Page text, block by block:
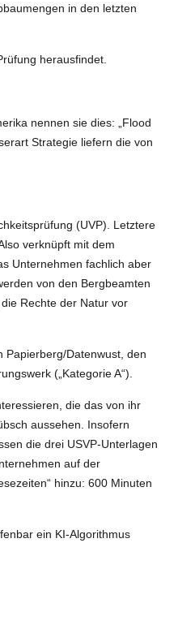
in den letzten
herausfindet.
nennen sie dies: „Flood
Strategie liefern die von
(UVP). Letztere
verknüpft mit dem
Unternehmen fachlich aber
von den Bergbeamten
Rechte der Natur vor
Papierberg/Datenwust, den
(„Kategorie A“).
die das von ihr
aussehen. Insofern
die drei USVP-Unterlagen
auf der
hinzu: 600 Minuten
ein KI-Algorithmus